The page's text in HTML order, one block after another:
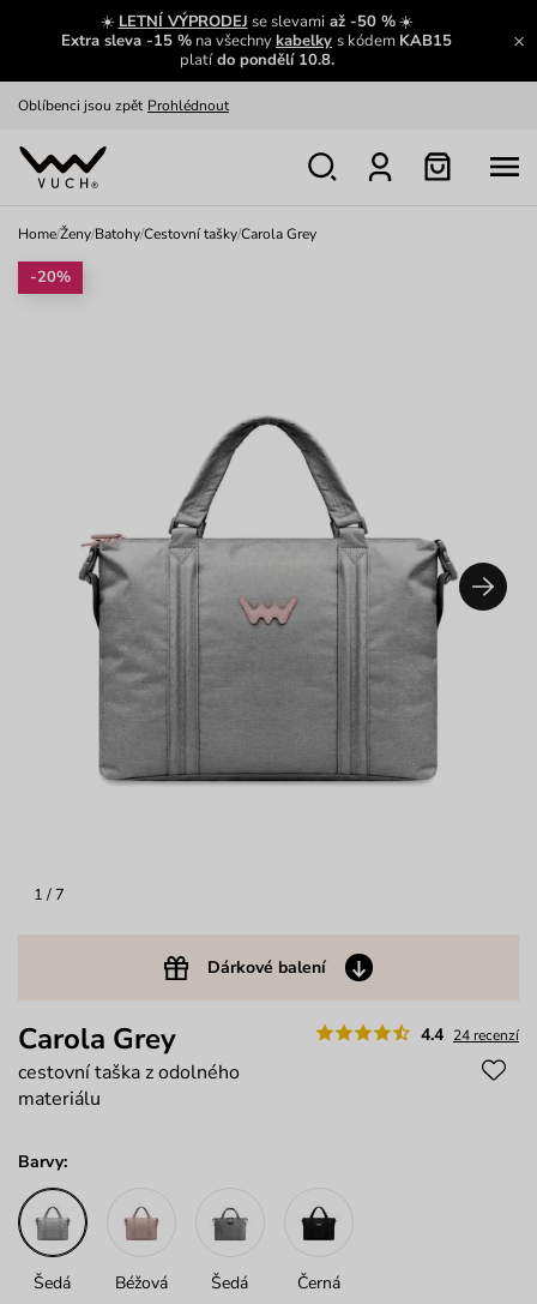
☀️ LETNÍ VÝPRODEJ se slevamiaž -50 %☀️
Extra sleva -15 % na všechnykabelky s kódem KAB15
platído pondělí 10.8.
Výměna a vrácení zdarma Zobrazit
Prohlédnout
Nech se inspirovat Ukázat
Home/Ženy/Batohy/Cestovní tašky/Carola Grey
1 / 7
Dárkové balení
-20%
4.4 24 recenzí
Carola Grey
cestovní taška z odolného
materiálu
Barvy:
Šedá Béžová Šedá Černá